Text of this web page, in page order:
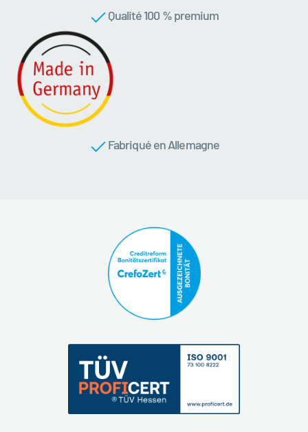
Qualité 100 % premium
Fabriqué en Allemagne